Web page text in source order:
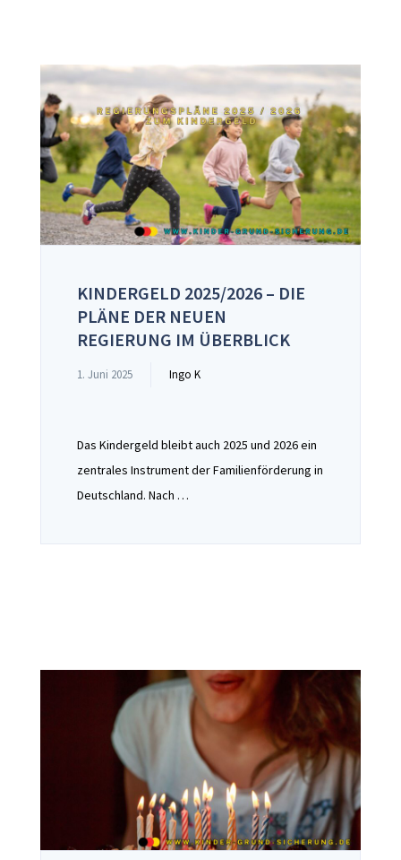
KINDERGELD 2025/2026 – DIE
PLÄNE DER NEUEN
REGIERUNG IM ÜBERBLICK
1. Juni 2025 Ingo K
Das Kindergeld bleibt auch 2025 und 2026 ein
zentrales Instrument der Familienförderung in
Deutschland. Nach …